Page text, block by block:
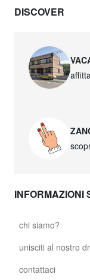
DISCOVER
INFORMAZIONI
chi siamo?
unisciti al nostro
contattaci